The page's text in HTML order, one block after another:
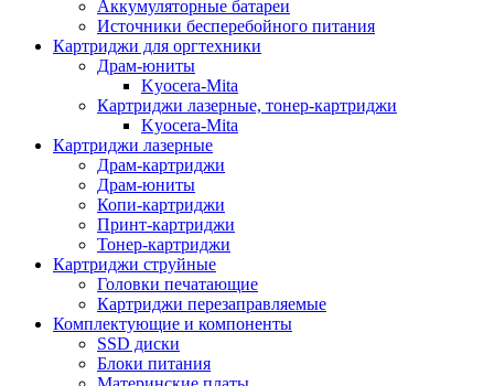
Аккумуляторные батареи
Источники бесперебойного питания
Картриджи для оргтехники
Драм-юниты
Kyocera-Mita
Картриджи лазерные, тонер-картриджи
Kyocera-Mita
Картриджи лазерные
Драм-картриджи
Драм-юниты
Копи-картриджи
Принт-картриджи
Тонер-картриджи
Картриджи струйные
Головки печатающие
Картриджи перезаправляемые
Комплектующие и компоненты
SSD диски
Блоки питания